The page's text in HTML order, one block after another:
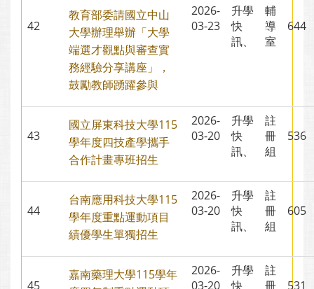
42
教育部委請國立中山
大學辦理舉辦「大學
端選才觀點與審查實
務經驗分享講座」，
鼓勵教師踴躍參與
2026-
03-23
升學
快
訊、
輔
導
室
43
國立屏東科技大學115
學年度四技產學攜手
合作計畫專班招生
2026-
03-20
升學
快
訊、
註
冊
組
44
台南應用科技大學115
學年度重點運動項目
績優學生單獨招生
2026-
03-20
升學
快
訊、
註
冊
組
45
嘉南藥理大學115學年
2026-
03-20
升學
快
註
冊